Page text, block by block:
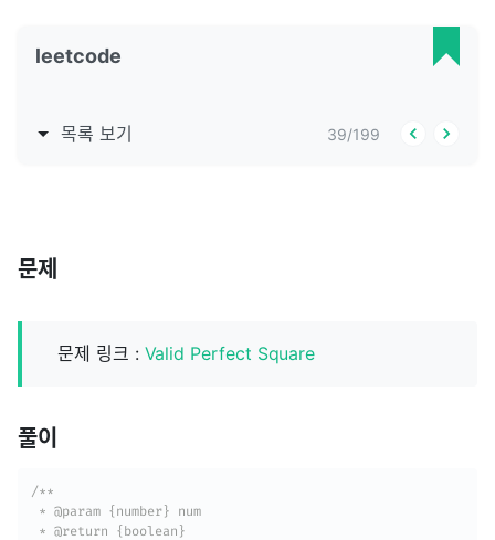
leetcode
목록 보기 39/199
문제
문제 링크 : Valid Perfect Square
풀이
/**
* @param {number} num
* @return {boolean}